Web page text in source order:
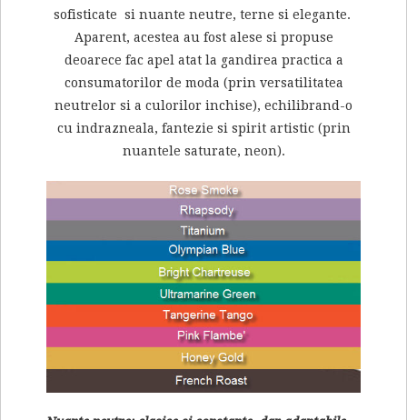
sofisticate si nuante neutre, terne si elegante.
Aparent, acestea au fost alese si propuse
deoarece fac apel atat la gandirea practica a
consumatorilor de moda (prin versatilitatea
neutrelor si a culorilor inchise), echilibrand-o
cu indrazneala, fantezie si spirit artistic (prin
nuantele saturate, neon).